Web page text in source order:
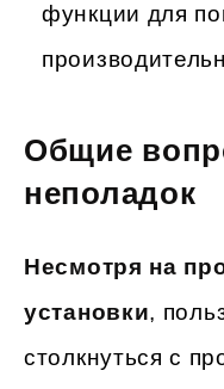
функции для
Общие
неполадок
Несмотря на
установки,
столкнуться с